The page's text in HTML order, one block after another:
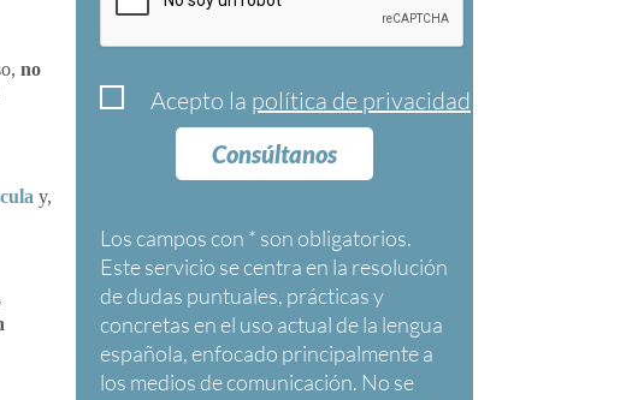
Acepto la política de privacidad
Consúltanos
Los campos con * son obligatorios
no
y,